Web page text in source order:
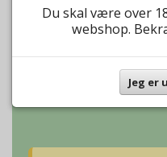
50g
38,00 DKK
55,00 DKK
Vægt:250g
137,50 DKK
275,00 DKK
550,00
Du skal være over
webshop.
Jeg er